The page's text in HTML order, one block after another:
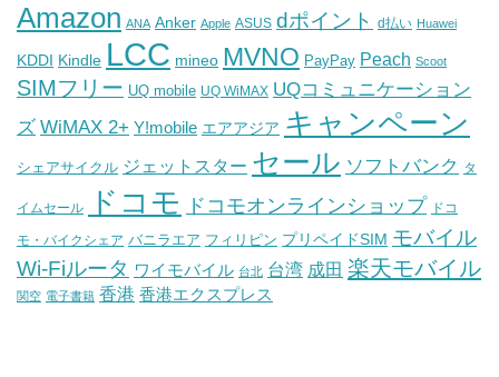
Amazon ANA Anker Apple ASUS dポイント d払い Huawei
KDDI Kindle LCC mineo MVNO PayPay Peach Scoot
SIMフリー UQ mobile UQ WiMAX UQコミュニケーション
ズ WiMAX 2+ Y!mobile エアアジア キャンペーン
シェアサイクル ジェットスター セール ソフトバンク タ
イムセール ドコモ ドコモオンラインショップ ドコ
モ・バイクシェア バニラエア フィリピン プリペイドSIM モバイル
Wi-Fiルータ ワイモバイル 台北 台湾 成田 楽天モバイル
関空 電子書籍 香港 香港エクスプレス